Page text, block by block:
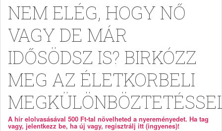
NEM ELÉG, HOGY NŐ
VAGY DE MÁR
IDŐSÖDSZ IS? BIRKÓZZ
MEG AZ ÉLETKORBELI
A hír elolvasásával 500 Ft-tal növelheted a nyereményedet. Ha tag
vagy, jelentkezz be, ha új vagy, regisztrálj itt (ingyenes)!